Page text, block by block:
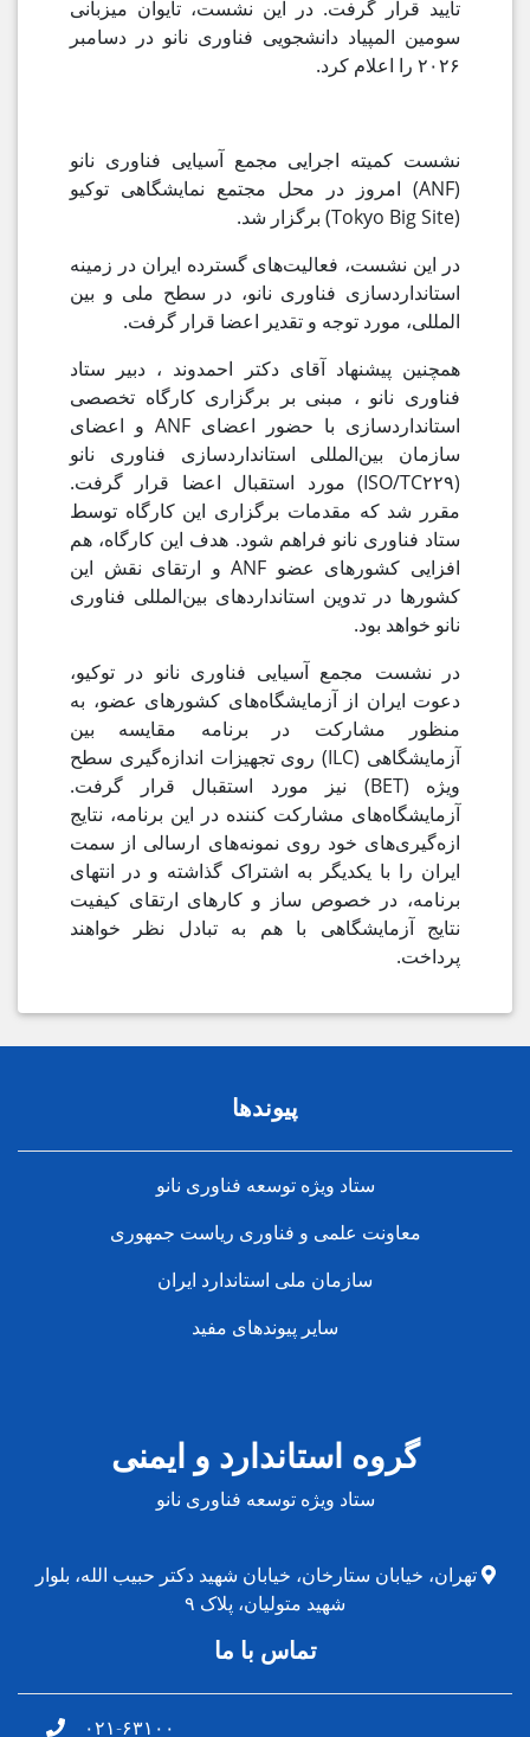
تأیید قرار گرفت. در این نشست، تایوان میزبانی
سومین المپیاد دانشجویی فناوری نانو در دسامبر
۲۰۲۶ را اعلام کرد.
نشست کمیته اجرایی مجمع آسیایی فناوری نانو
(ANF) امروز در محل مجتمع نمایشگاهی توکیو
(Tokyo Big Site) برگزار شد.
در این نشست، فعالیت‌های گسترده ایران در زمینه
استانداردسازی فناوری نانو، در سطح ملی و بین
المللی، مورد توجه و تقدیر اعضا قرار گرفت.
همچنین پیشنهاد آقای دکتر احمدوند ، دبیر ستاد
فناوری نانو ، مبنی بر برگزاری کارگاه تخصصی
استانداردسازی با حضور اعضای ANF و اعضای
سازمان بین‌المللی استانداردسازی فناوری نانو
(ISO/TC۲۲۹) مورد استقبال اعضا قرار گرفت.
مقرر شد که مقدمات برگزاری این کارگاه توسط
ستاد فناوری نانو فراهم شود. هدف این کارگاه، هم
افزایی کشورهای عضو ANF و ارتقای نقش این
کشورها در تدوین استانداردهای بین‌المللی فناوری
نانو خواهد بود.
در نشست مجمع آسیایی فناوری نانو در توکیو،
دعوت ایران از آزمایشگاه‌های کشورهای عضو، به
منظور مشارکت در برنامه مقایسه بین
آزمایشگاهی (ILC) روی تجهیزات اندازه‌گیری سطح
ویژه (BET) نیز مورد استقبال قرار گرفت.
آزمایشگاه‌های مشارکت کننده در این برنامه، نتایج
ازه‌گیری‌های خود روی نمونه‌های ارسالی از سمت
ایران را با یکدیگر به اشتراک گذاشته و در انتهای
برنامه، در خصوص ساز و کارهای ارتقای کیفیت
نتایج آزمایشگاهی با هم به تبادل نظر خواهند
پرداخت.
پیوندها
ستاد ویژه توسعه فناوری نانو
معاونت علمی و فناوری ریاست جمهوری
سازمان ملی استاندارد ایران
سایر پیوندهای مفید
گروه استاندارد و ایمنی
ستاد ویژه توسعه فناوری نانو
تهران، خیابان ستارخان، خیابان شهید دکتر حبیب الله، بلوار
شهید متولیان، پلاک ۹
تماس با ما
۰۲۱-۶۳۱۰۰